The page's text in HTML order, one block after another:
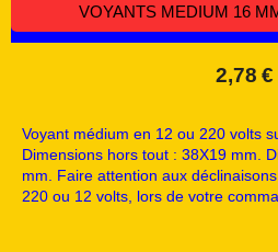
VOYANTS MEDIUM 16
2,78 €
Voyant médium en 12 ou 220 volts
Dimensions hors tout : 38X19 mm.
mm. Faire attention aux
220 ou 12 volts, lors de votre